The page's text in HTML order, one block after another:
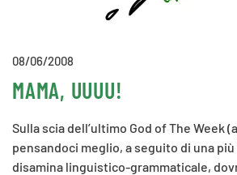
08/06/2008
MAMA, UUUU!
Sulla scia dell’ultimo God of The Week
pensandoci meglio, a seguito di una
disamina linguistico-grammaticale,